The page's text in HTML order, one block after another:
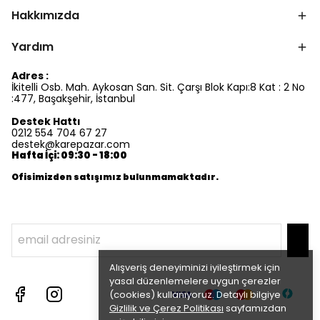
Alışveriş deneyiminizi iyileştirmek için
yasal düzenlemelere uygun çerezler
(cookies) kullanıyoruz. Detaylı bilgiye
Gizlilik ve Çerez Politikası sayfamızdan
Hakkımızda
Yardım
Adres :
İkitelli Osb. Mah. Aykosan San. Sit. Çarşı Blok Kapı:8 Kat : 2 No
:477, Başakşehir, İstanbul
Destek Hattı
0212 554 704 67 27
destek@karepazar.com
Hafta İçi: 09:30 - 18:00
Ofisimizden satışımız bulunmamaktadır.